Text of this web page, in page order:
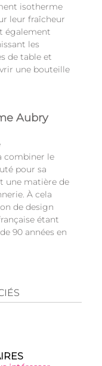
isotherme
leur fraîcheur
également
les
de table et
une bouteille
Aubry
combiner le
pour sa
une matière de
À cela
de design
étant
90 années en